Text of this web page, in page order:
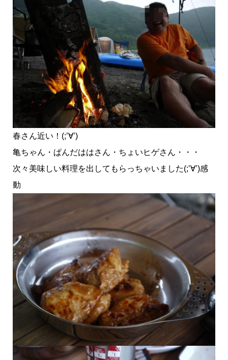
春さん近い！(;’∀’)
亀ちゃん・ぱんだははさん・ちょいヒゲさん・・・
次々美味しい料理を出してもらっちゃいました(;’∀’)感
動